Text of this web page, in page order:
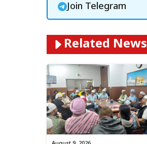
Join Telegram
Related News